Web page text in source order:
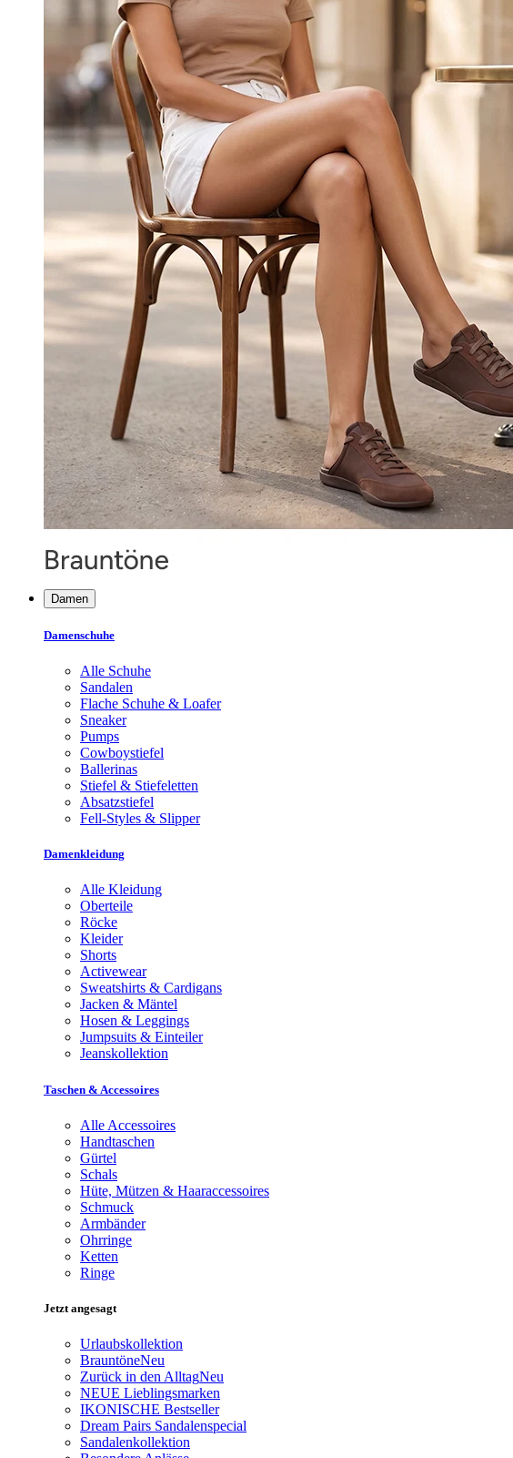
Damen
Damenschuhe
Alle Schuhe
Sandalen
Flache Schuhe & Loafer
Sneaker
Pumps
Cowboystiefel
Ballerinas
Stiefel & Stiefeletten
Absatzstiefel
Fell-Styles & Slipper
Damenkleidung
Alle Kleidung
Oberteile
Röcke
Kleider
Shorts
Activewear
Sweatshirts & Cardigans
Jacken & Mäntel
Hosen & Leggings
Jumpsuits & Einteiler
Jeanskollektion
Taschen & Accessoires
Alle Accessoires
Handtaschen
Gürtel
Schals
Hüte, Mützen & Haaraccessoires
Schmuck
Armbänder
Ohrringe
Ketten
Ringe
Jetzt angesagt
Urlaubskollektion
BrauntöneNeu
Zurück in den AlltagNeu
NEUE Lieblingsmarken
IKONISCHE Bestseller
Dream Pairs Sandalenspecial
Sandalenkollektion